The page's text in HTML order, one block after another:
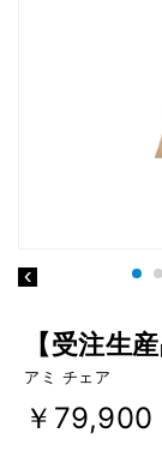
【受注生
アミ チェア
￥79,900